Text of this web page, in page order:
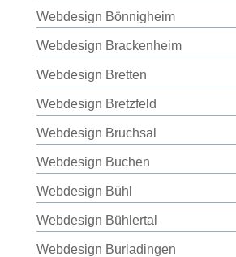
Webdesign Bönnigheim
Webdesign Brackenheim
Webdesign Bretten
Webdesign Bretzfeld
Webdesign Bruchsal
Webdesign Buchen
Webdesign Bühl
Webdesign Bühlertal
Webdesign Burladingen